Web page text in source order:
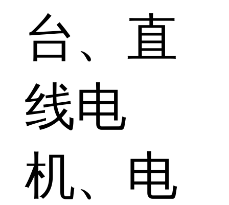
台、直
线电
机、电